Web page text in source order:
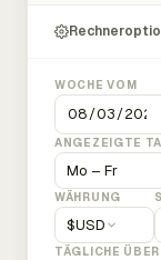
WOCHE VOM
ANGEZEIGTE
WÄHRUNG
$USD
TÄGLICHE